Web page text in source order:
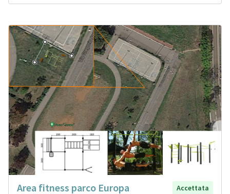
Area fitness parco Europa Accettata